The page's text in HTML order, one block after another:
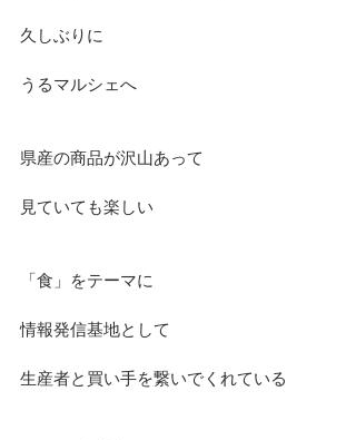
久しぶりに
うるマルシェへ
県産の商品が沢山あって
見ていても楽しい
「食」をテーマに
情報発信基地として
生産者と買い手を繋いでくれている